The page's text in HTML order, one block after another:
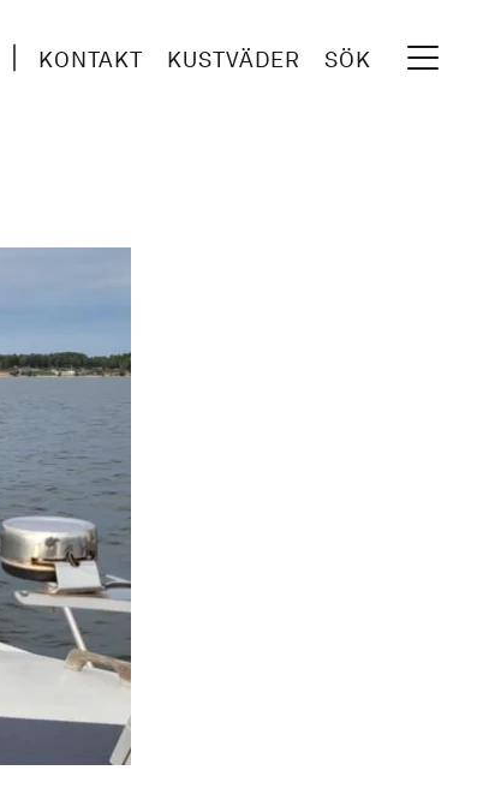
KONTAKT KUSTVÄDER SÖK